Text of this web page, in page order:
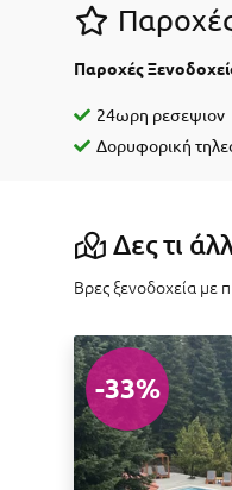
Παροχές
24ωρη ρεσεψιον
Δορυφορική
Δες τι
Βρες ξενοδοχεία με
-33%